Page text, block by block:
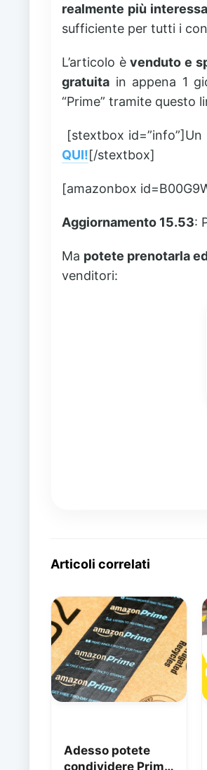
realmente più
sufficiente per tutti i
L’articolo èvenduto e
gratuita in appena 1
“Prime” tramite questo
[stextbox id=”info”]Un
QUI![/stextbox]
[amazonbox
Aggiornamento 15.53:
Ma potete prenotarla
venditori:
Articoli correlati
Adesso potete
condividere Prime